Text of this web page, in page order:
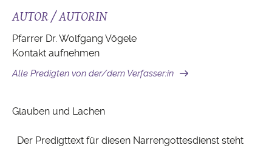
AUTOR / AUTORIN
Pfarrer Dr. Wolfgang Vögele
Kontakt aufnehmen
Alle Predigten von der/dem Verfasser:in
Glauben und Lachen
Der Predigttext für diesen Narrengottesdienst steht